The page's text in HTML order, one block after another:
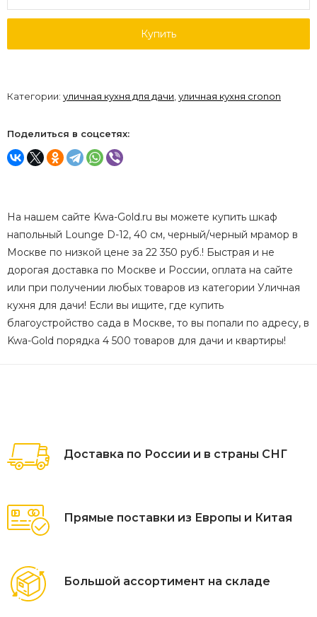
Купить
Категории: уличная кухня для дачи уличная кухня cronon
Поделиться в соцсетях:
На нашем сайте Kwa-Gold.ru вы можете купить шкаф
напольный Lounge D-12, 40 см, черный/черный мрамор в
Москве по низкой цене за 22 350 руб.! Быстрая и не
дорогая доставка по Москве и России, оплата на сайте
или при получении любых товаров из категории Уличная
кухня для дачи! Если вы ищите, где купить
благоустройство сада в Москве, то вы попали по адресу, в
Kwa-Gold порядка 4 500 товаров для дачи и квартиры!
Доставка по России и в страны СНГ
Прямые поставки из Европы и Китая
Большой ассортимент на складе